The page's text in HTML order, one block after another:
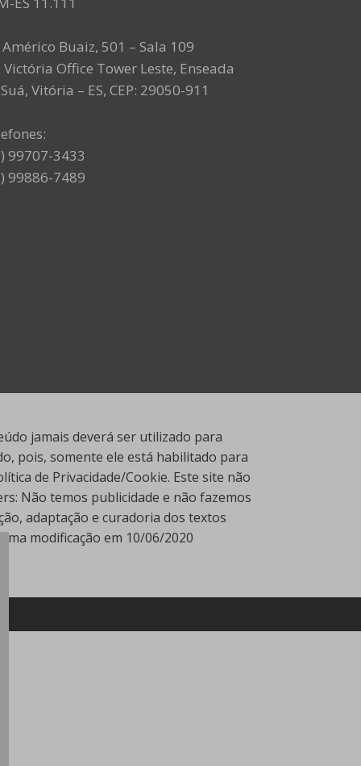
Américo Buaiz, 501 – Sala 109
Victória Office Tower Leste, Enseada
Vitória – ES, CEP: 29050-911
99707-3433
99886-7489
jamais deverá ser utilizado para
pois, somente ele está habilitado para
de Privacidade/Cookie. Este site não
Não temos publicidade e não fazemos
adaptação e curadoria dos textos
modificação em 10/06/2020